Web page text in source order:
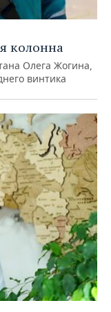
колонна
Олега Жогина,
винтика